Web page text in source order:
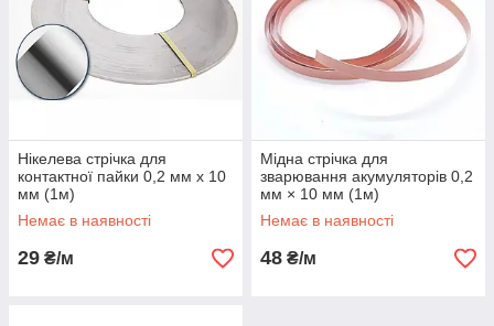
Нікелева стрічка для
контактної пайки 0,2 мм х 10
мм (1м)
Немає в наявності
29 ₴/м
Мідна стрічка для
зварювання акумуляторів 0,2
мм × 10 мм (1м)
Немає в наявності
48 ₴/м